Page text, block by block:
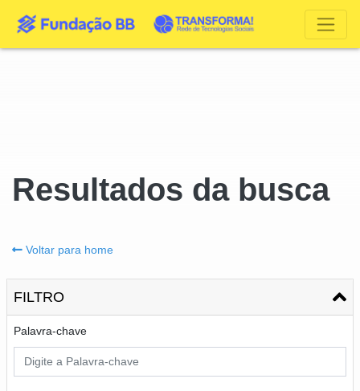
Resultados da busca
Voltar para home
FILTRO
Palavra-chave